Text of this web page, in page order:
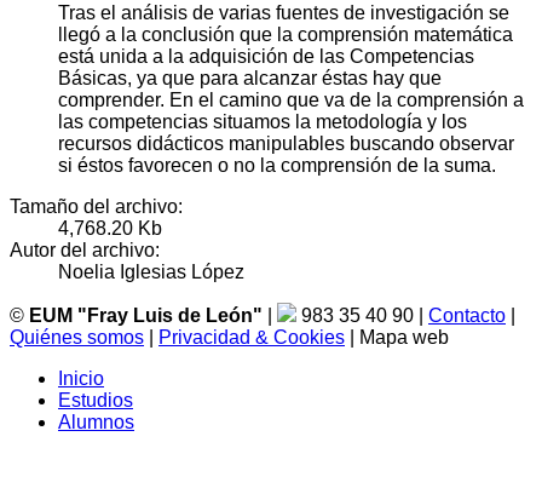
Tras el análisis de varias fuentes de investigación se
llegó a la conclusión que la comprensión matemática
está unida a la adquisición de las Competencias
Básicas, ya que para alcanzar éstas hay que
comprender. En el camino que va de la comprensión a
las competencias situamos la metodología y los
recursos didácticos manipulables buscando observar
si éstos favorecen o no la comprensión de la suma.
Tamaño del archivo:
4,768.20 Kb
Autor del archivo:
Noelia Iglesias López
© EUM "Fray Luis de León" 983 35 40 90 | Contacto
Quiénes somos
Privacidad & Cookies | Mapa web
Inicio
Estudios
Alumnos